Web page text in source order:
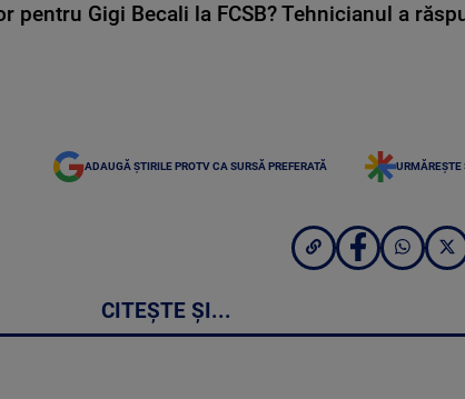
pentru Gigi Becali la FCSB? Tehnicianul a
ADAUGĂ ȘTIRILE PROTV CA SURSĂ PREFERATĂ URMĂREȘTE
CITEȘTE ȘI...